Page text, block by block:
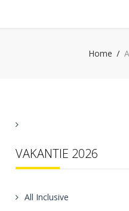
Home
VAKANTIE 2026
All Inclusive